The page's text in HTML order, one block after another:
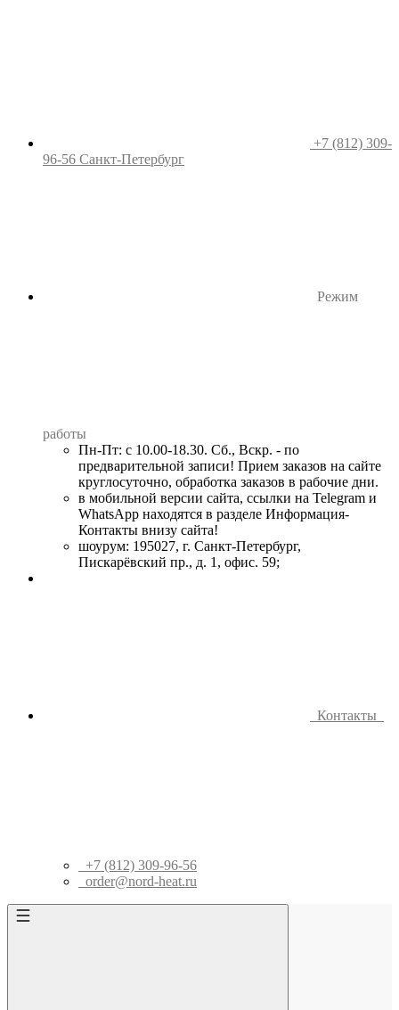
+7 (812) 309-
96-56 Санкт-Петербург
Режим
работы
Пн-Пт: с 10.00-18.30. Сб., Вскр. - по
предварительной записи! Прием заказов на сайте
круглосуточно, обработка заказов в рабочие дни.
в мобильной версии сайта, ссылки на Telegram и
WhatsApp находятся в разделе Информация-
Контакты внизу сайта!
шоурум: 195027, г. Санкт-Петербург,
Пискарёвский пр., д. 1, офис. 59;
Контакты
+7 (812) 309-96-56
order@nord-heat.ru